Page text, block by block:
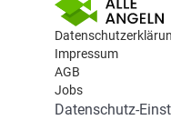
Impressum
AGB
Jobs
Datenschutz-